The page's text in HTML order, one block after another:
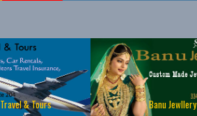
& Tours Banu Jewllery